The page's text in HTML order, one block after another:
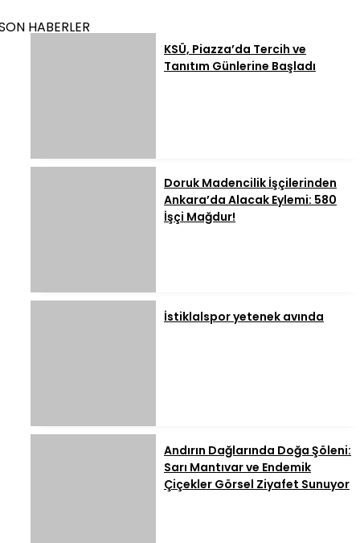
HABERLER
KSÜ, Piazza’da Tercih ve
Tanıtım Günlerine Başladı
Doruk Madencilik İşçilerinden
Ankara’da Alacak Eylemi: 580
İşçi Mağdur!
İstiklalspor yetenek avında
Andırın Dağlarında Doğa Şöleni:
Sarı Mantıvar ve Endemik
Çiçekler Görsel Ziyafet Sunuyor